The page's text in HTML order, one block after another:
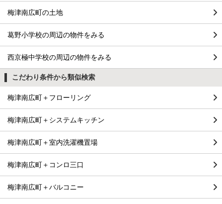
梅津南広町の土地
葛野小学校の周辺の物件をみる
西京極中学校の周辺の物件をみる
こだわり条件から類似検索
梅津南広町＋フローリング
梅津南広町＋システムキッチン
梅津南広町＋室内洗濯機置場
梅津南広町＋コンロ三口
梅津南広町＋バルコニー